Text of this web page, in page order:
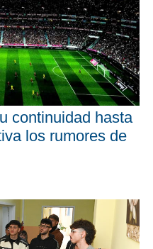
continuidad hasta
los rumores de